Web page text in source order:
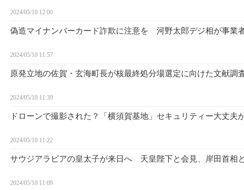
2024/05/10 12:00
偽造マイナンバーカード詐欺に注意を 河野太郎デジ相が事業
2024/05/10 11:57
原発立地の佐賀・玄海町長が核最終処分場選定に向けた文献調
2024/05/10 11:39
ドローンで撮影された？「横須賀基地」セキュリティー大
2024/05/10 11:22
サウジアラビアの皇太子が来日へ 天皇陛下と会見、岸田首相
2024/05/10 11:09